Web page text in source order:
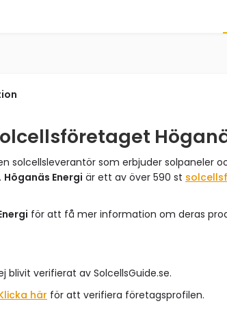
solcellsleverantör som erbjuder solpaneler
Höganäs Energi är ett av över 590 st
för att få mer information om deras
blivit verifierat av SolcellsGuide.se.
här för att verifiera företagsprofilen.